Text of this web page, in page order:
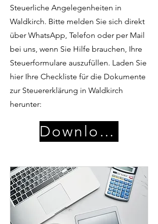
Steuerliche Angelegenheiten in
Waldkirch. Bitte melden Sie sich direkt
über WhatsApp, Telefon oder per Mail
bei uns, wenn Sie Hilfe brauchen, Ihre
Steuerformulare auszufüllen. Laden Sie
hier Ihre Checkliste für die Dokumente
zur Steuererklärung in Waldkirch
herunter:
Download